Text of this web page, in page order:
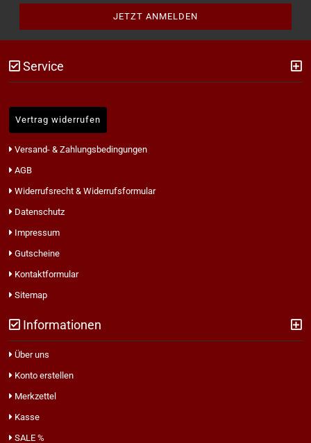
Service
Vertrag widerrufen
Versand- & Zahlungsbedingungen
AGB
Widerrufsrecht & Widerrufsformular
Datenschutz
Impressum
Gutscheine
Kontaktformular
Sitemap
Informationen
Über uns
Konto erstellen
Merkzettel
Kasse
SALE %